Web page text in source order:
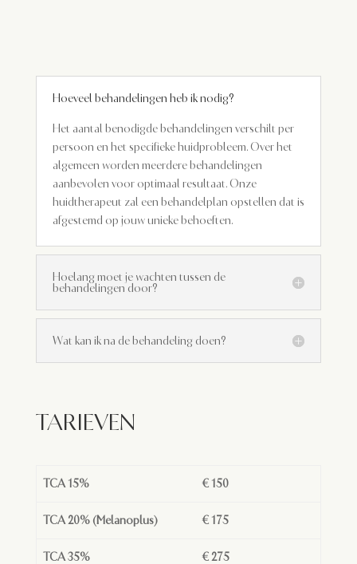
Hoeveel behandelingen heb ik nodig?
Het aantal benodigde behandelingen verschilt per
persoon en het specifieke huidprobleem. Over het
algemeen worden meerdere behandelingen
aanbevolen voor optimaal resultaat. Onze
huidtherapeut zal een behandelplan opstellen dat is
afgestemd op jouw unieke behoeften.
Hoelang moet je wachten tussen de
behandelingen door?
Wat kan ik na de behandeling doen?
TARIEVEN
TCA 15% € 150
TCA 20% (Melanoplus) € 175
TCA 35% € 275